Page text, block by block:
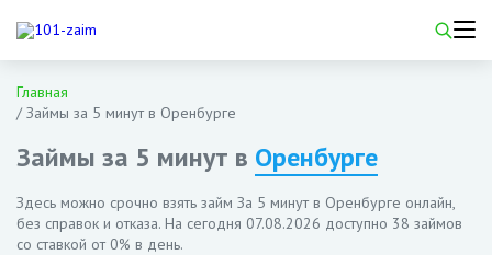
Главная
/Займы за 5 минут в Оренбурге
Займы за 5 минут в Оренбурге
Здесь можно срочно взять займ За 5 минут в Оренбурге онлайн,
без справок и отказа. На сегодня 07.08.2026 доступно 38 займов
со ставкой от 0% в день.